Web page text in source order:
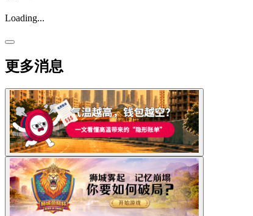
Loading...
更多消息